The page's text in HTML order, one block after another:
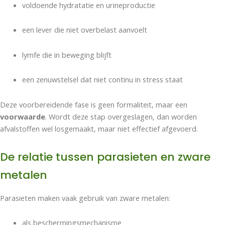
voldoende hydratatie en urineproductie
een lever die niet overbelast aanvoelt
lymfe die in beweging blijft
een zenuwstelsel dat niet continu in stress staat
Deze voorbereidende fase is geen formaliteit, maar een
voorwaarde. Wordt deze stap overgeslagen, dan worden
afvalstoffen wel losgemaakt, maar niet effectief afgevoerd.
De relatie tussen parasieten en zware
metalen
Parasieten maken vaak gebruik van zware metalen:
als beschermingsmechanisme